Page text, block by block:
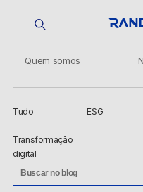
Quem somos
Tudo ESG
Transformação
digital